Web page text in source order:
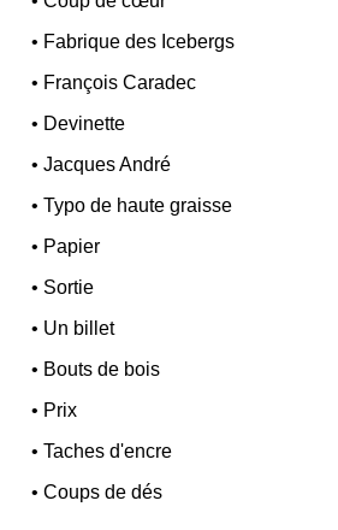
• Fabrique des Icebergs
• François Caradec
• Devinette
•Jacques André
•Typo de haute graisse
• Papier
• Sortie
• Un billet
• Bouts de bois
• Prix
•Taches d'encre
•Coups de dés